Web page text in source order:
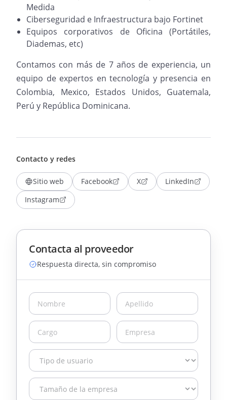
Medida
Ciberseguridad e Infraestructura bajo Fortinet
Equipos corporativos de Oficina (Portátiles,
Diademas, etc)
Contamos con más de 7 años de experiencia, un
equipo de expertos en tecnología y presencia en
Colombia, Mexico, Estados Unidos, Guatemala,
Perú y República Dominicana.
Contacto y redes
Sitio web Facebook X
LinkedIn
Instagram
Contacta al proveedor
Respuesta directa, sin compromiso